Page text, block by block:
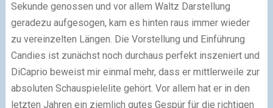
Sekunde genossen und vor allem Waltz Darstellung
geradezu aufgesogen, kam es hinten raus immer wieder
zu vereinzelten Längen. Die Vorstellung und Einführung
Candies ist zunächst noch durchaus perfekt inszeniert und
DiCaprio beweist mir einmal mehr, dass er mittlerweile zur
absoluten Schauspielelite gehört. Vor allem hat er in den
letzten Jahren ein ziemlich gutes Gespür für die richtigen